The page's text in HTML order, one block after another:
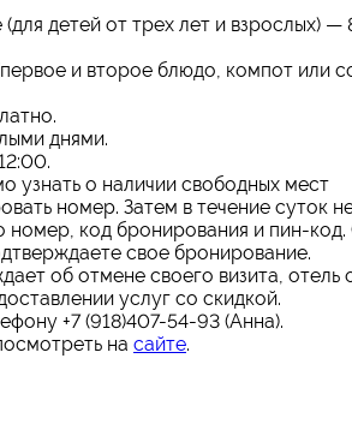
детей от трех лет и взрослых) —
и второе блюдо, компот или
днями.
узнать о наличии свободных мест
номер. Затем в течение суток
номер, код бронирования и пин-
свое бронирование.
об отмене своего визита, отель
услуг со скидкой.
+7 (918)407-54-93 (Анна).
на сайте.